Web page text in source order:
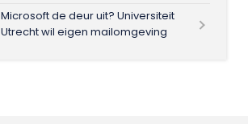
Microsoft de deur uit? Universiteit
Utrecht wil eigen mailomgeving